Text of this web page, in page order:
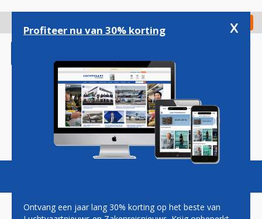
gaan
Check in
Magazine Podcasts Vacatures
Profiteer nu van 30% korting x
Ontvang een jaar lang 30% korting op het beste van